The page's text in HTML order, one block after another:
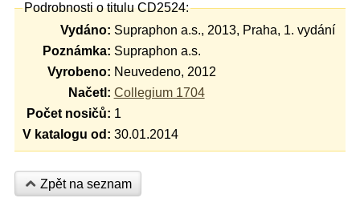
Podrobnosti o titulu CD2524:
Vydáno: Supraphon a.s., 2013, Praha, 1. vydání
Poznámka: Supraphon a.s.
Vyrobeno: Neuvedeno, 2012
Načetl: Collegium 1704
Počet nosičů: 1
V katalogu od: 30.01.2014
Zpět na seznam